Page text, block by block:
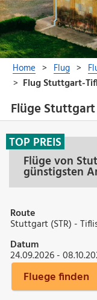
Flüge Stuttgart
Flüge von
günstigsten
TOP PREIS
Route
Stuttgart (STR) -
Datum
24.09.2026 -
Fluege finden